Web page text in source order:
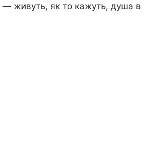
— живуть, як то кажуть, душа в